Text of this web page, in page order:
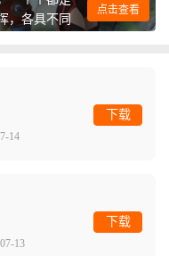
，各具不同
点击查看
14
下载
13
下载